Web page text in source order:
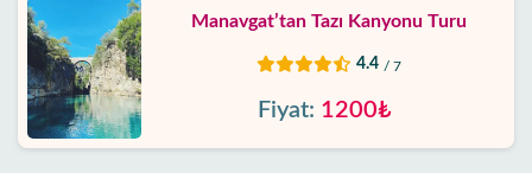
Manavgat’tan Tazı Kanyonu Turu
4.4 / 7
Fiyat: 1200₺